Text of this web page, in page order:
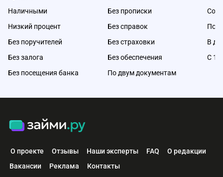
Наличными
Низкий процент
Без поручителей
Без залога
Без посещения банка
Без прописки
Без справок
Без страховки
Без обеспечения
По двум документам
Со
Под
В
С 18
О проекте Отзывы Наши эксперты FAQ
О редакции
Вакансии
Реклама Контакты